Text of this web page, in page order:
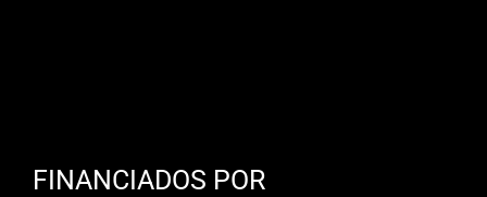
FINANCIADOS POR